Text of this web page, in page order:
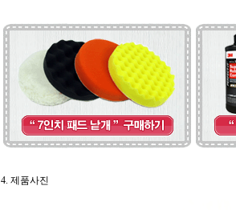
4. 제품사진